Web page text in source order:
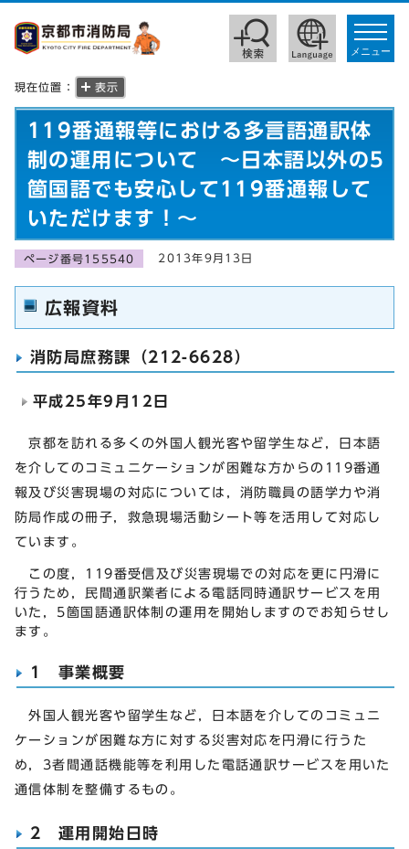
toggle
メニュー
現在位置： 表示
119番通報等における多言語通訳体
制の運用について ～日本語以外の5
箇国語でも安心して119番通報して
いただけます！～
ページ番号155540 2013年9月13日
広報資料
消防局庶務課（212-6628）
平成25年9月12日
京都を訪れる多くの外国人観光客や留学生など，日本語
を介してのコミュニケーションが困難な方からの119番通
報及び災害現場の対応については，消防職員の語学力や消
防局作成の冊子，救急現場活動シート等を活用して対応し
ています。
この度，119番受信及び災害現場での対応を更に円滑に
行うため，民間通訳業者による電話同時通訳サービスを用
いた，5箇国語通訳体制の運用を開始しますのでお知らせし
ます。
1 事業概要
外国人観光客や留学生など，日本語を介してのコミュニ
ケーションが困難な方に対する災害対応を円滑に行うた
め，3者間通話機能等を利用した電話通訳サービスを用いた
通信体制を整備するもの。
2 運用開始日時